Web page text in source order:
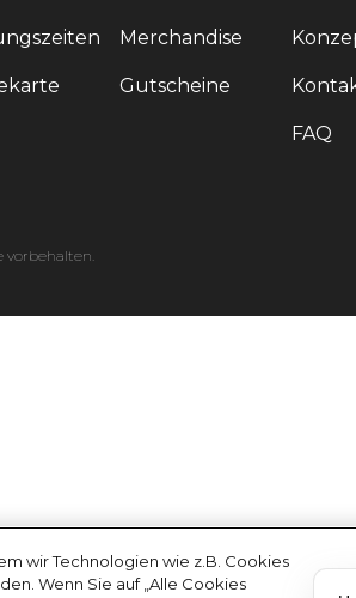
Merchandise
Gutscheine
FAQ
vorbehalten.
wir Technologien wie z.B. Cookies
Wenn Sie auf „Alle Cookies